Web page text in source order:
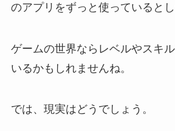
のアプリをずっと使っているとし
ゲームの世界ならレベルやスキ
いるかもしれませんね。
では、現実はどうでしょう。